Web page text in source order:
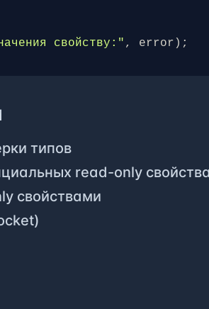
свойству:" , error );
типов
read-only
свойствами